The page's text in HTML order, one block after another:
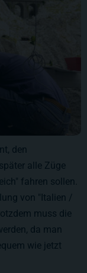
den
alle Züge
fahren sollen.
von "Italien /
muss die
da man
wie jetzt